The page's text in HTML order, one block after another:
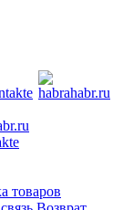
товаров